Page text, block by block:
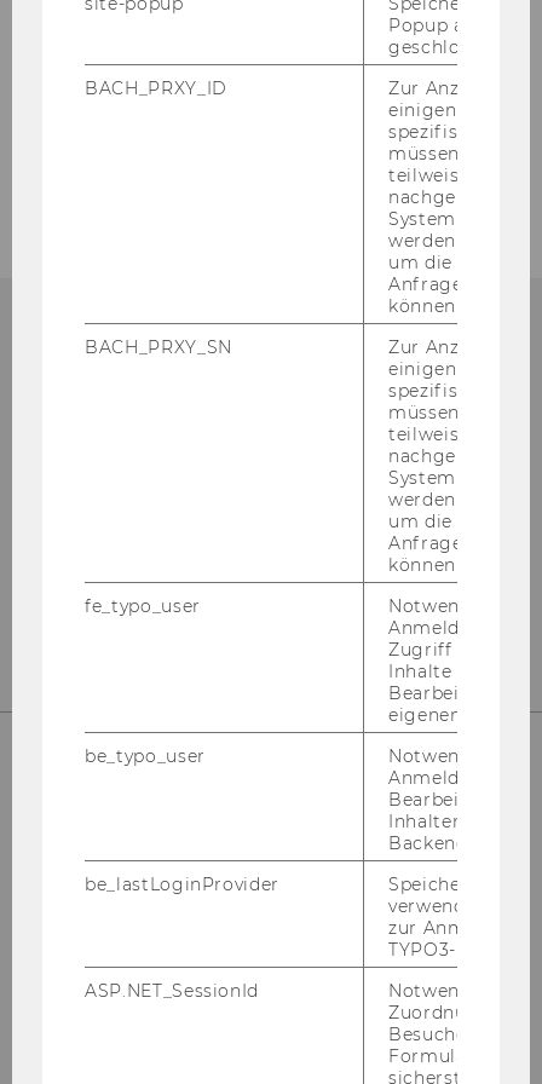
Institute for Marketing and
Tel:+43 (0) 1 31336-4586
E-Mail:mca@wu.ac.at
Popup
geschlossen
BACH_PRXY_ID
Zur Anzeige von
einigen WU-
spezifischen
müssen
teilweise von
nachgelagerten
System
werden.
um die Antwort
Anfrage
können.
BACH_PRXY_SN
Zur Anzeige von
einigen WU-
spezifischen
müssen
teilweise von
nachgelagerten
System
werden.
um die Antwort
Anfrage
können.
fe_typo_user
Notwendig für
Anmeldung und
Zugriff auf
Inhalte oder zur
Bearbeitung des
eigenen Profils.
be_typo_user
Notwendig für
Anmeldung und
Bearbeitung von
Inhalten im
Backend.
be_lastLoginProvider
Speichert die
verwendete
zur Anmeldung
TYPO3-Backend.
ASP.NET_SessionId
Notwendig, um
Zuordnung von
Besucher zu
sicherstellen zu